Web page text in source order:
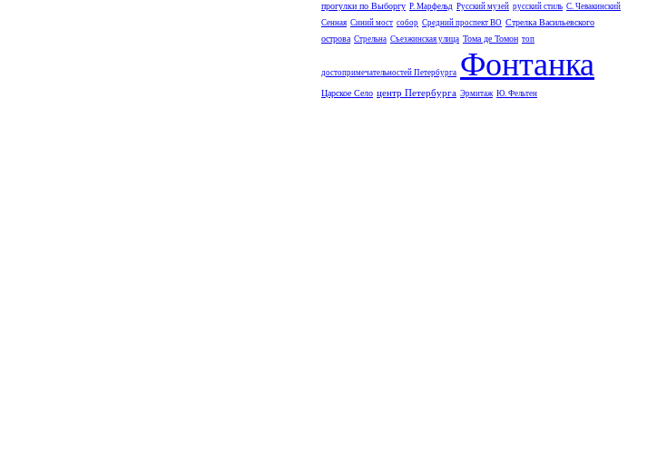
прогулки по Выборгу Р. Марфельд Русский музей русский стиль С. Чевакинский
Сенная Синий мост собор Средний проспект ВО Стрелка Васильевского
острова Стрельна Съезжинская улица Тома де Томон топ
достопримечательностей Петербурга Фонтанка
Царское Село центр Петербурга Эрмитаж Ю. Фельтен